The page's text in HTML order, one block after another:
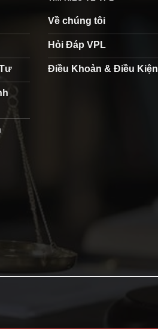
Về chúng tôi
Hỏi Đáp VPL
Điều Khoản & Điều Kiện